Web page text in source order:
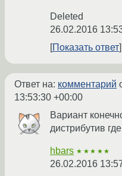
Deleted
26.02.2016
Показать ответ
Ответ на: комментарий
13:53:30 +00:00
Вариант
дистрибутив
hbars ★★★★★
26.02.2016